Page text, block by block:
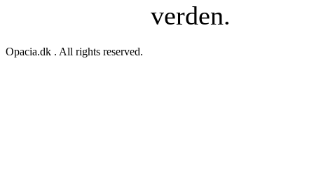
verden.
Opacia.dk . All rights reserved.